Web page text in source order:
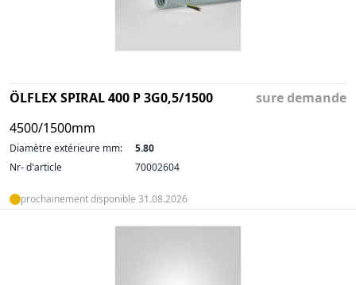
ÖLFLEX SPIRAL 400 P 3G0,5/1500
4500/1500mm
sure demande
Diamètre extérieure mm:
5.80
Nr- d'article
70002604
prochainement disponible 31.08.2026